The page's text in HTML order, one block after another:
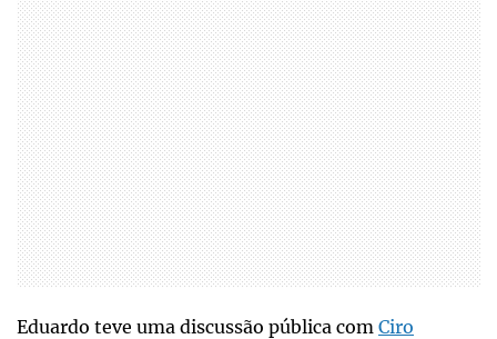
Eduardo teve uma discussão pública com Ciro